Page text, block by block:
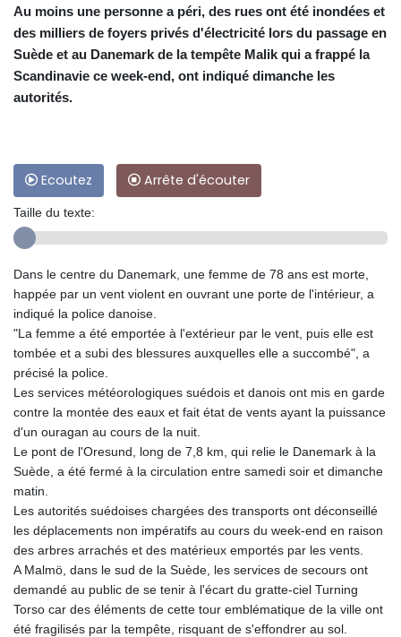
Au moins une personne a péri, des rues ont été inondées et
des milliers de foyers privés d'électricité lors du passage en
Suède et au Danemark de la tempête Malik qui a frappé la
Scandinavie ce week-end, ont indiqué dimanche les
autorités.
Ecoutez Arrête d'écouter
Taille du texte:
Dans le centre du Danemark, une femme de 78 ans est morte,
happée par un vent violent en ouvrant une porte de l'intérieur, a
indiqué la police danoise.
"La femme a été emportée à l'extérieur par le vent, puis elle est
tombée et a subi des blessures auxquelles elle a succombé", a
précisé la police.
Les services météorologiques suédois et danois ont mis en garde
contre la montée des eaux et fait état de vents ayant la puissance
d'un ouragan au cours de la nuit.
Le pont de l'Oresund, long de 7,8 km, qui relie le Danemark à la
Suède, a été fermé à la circulation entre samedi soir et dimanche
matin.
Les autorités suédoises chargées des transports ont déconseillé
les déplacements non impératifs au cours du week-end en raison
des arbres arrachés et des matérieux emportés par les vents.
A Malmö, dans le sud de la Suède, les services de secours ont
demandé au public de se tenir à l'écart du gratte-ciel Turning
Torso car des éléments de cette tour emblématique de la ville ont
été fragilisés par la tempête, risquant de s'effondrer au sol.